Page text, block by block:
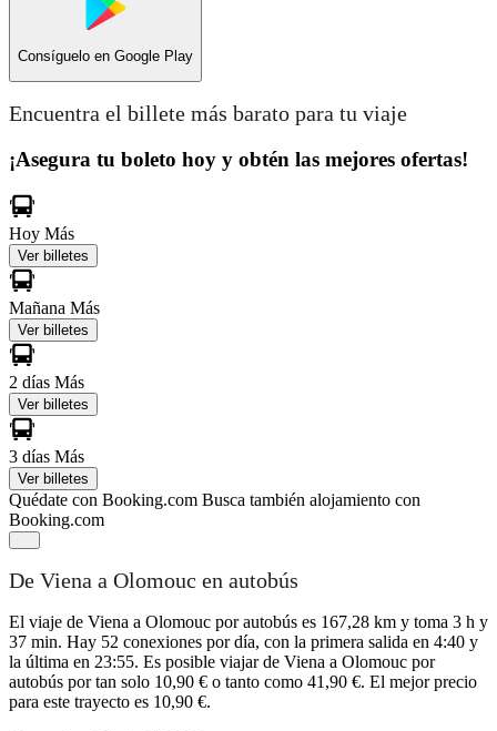
Consíguelo en Google Play
Encuentra el billete más barato para tu viaje
¡Asegura tu boleto hoy y obtén las mejores ofertas!
Hoy Más
Ver billetes
Mañana Más
Ver billetes
2 días Más
Ver billetes
3 días Más
Ver billetes
Quédate con Booking.com Busca también alojamiento con
Booking.com
De Viena a Olomouc en autobús
El viaje de Viena a Olomouc por autobús es 167,28 km y toma 3 h y
37 min. Hay 52 conexiones por día, con la primera salida en 4:40 y
la última en 23:55. Es posible viajar de Viena a Olomouc por
autobús por tan solo 10,90 € o tanto como 41,90 €. El mejor precio
para este trayecto es 10,90 €.